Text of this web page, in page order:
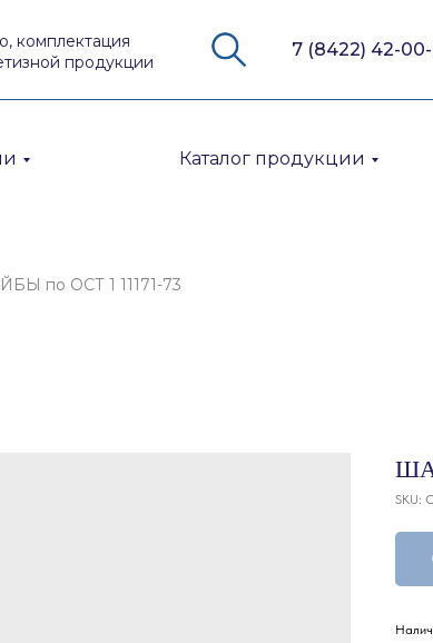
7 (8422) 42-
комплектация
продукции
Каталог продукции
по ОСТ 1 11171-73
SKU: